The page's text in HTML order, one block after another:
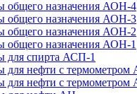
общего назначения АОН-4
общего назначения АОН-3
общего назначения АОН-2
общего назначения АОН-1
для спирта АСП-1
для нефти с
для нефти с термометром